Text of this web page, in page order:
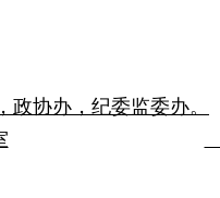
政协办，纪委监委办。